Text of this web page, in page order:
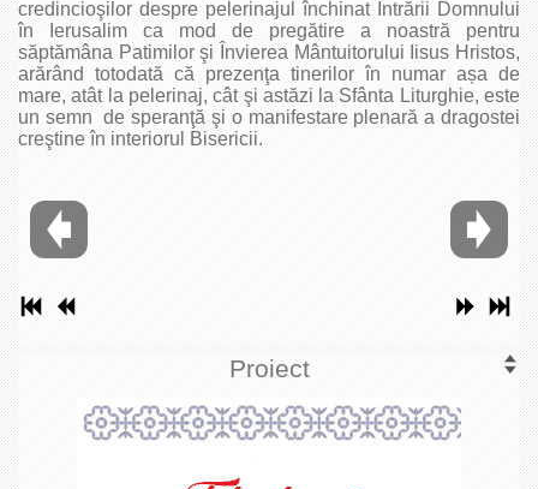
credincioşilor despre pelerinajul închinat Intrării Domnului
în Ierusalim ca mod de pregătire a noastră pentru
săptămâna Patimilor şi Învierea Mântuitorului Iisus Hristos,
arărând totodată că prezenţa tinerilor în numar așa de
mare, atât la pelerinaj, cât şi astăzi la Sfânta Liturghie, este
un semn de speranţă şi o manifestare plenară a dragostei
creştine în interiorul Bisericii.
Proiect